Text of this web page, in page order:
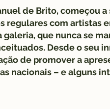
de Brito, começou
regulares com artistas
que nunca se
Desde o seu
de promover a
nacionais – e alguns